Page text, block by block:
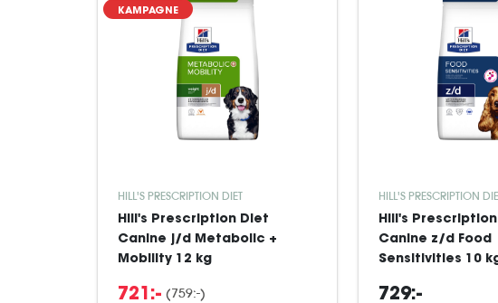
KAMPAGNE
HILL'S PRESCRIPTION DIET
Hill's Prescription Diet
Canine j/d Metabolic +
Mobility 12 kg
721:- (759:-)
HILL'S PRESCRIPTION
Hill's
Canine z/d Food
Sensitivities 10
729:-